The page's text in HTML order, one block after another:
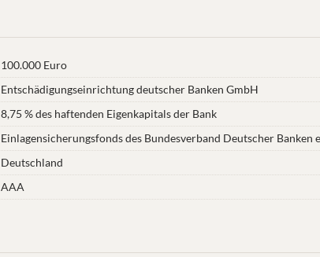
100.000 Euro
Entschädigungseinrichtung deutscher Banken GmbH
8,75 % des haftenden Eigenkapitals der Bank
Einlagensicherungsfonds des Bundesverband Deutscher Banken
Deutschland
AAA